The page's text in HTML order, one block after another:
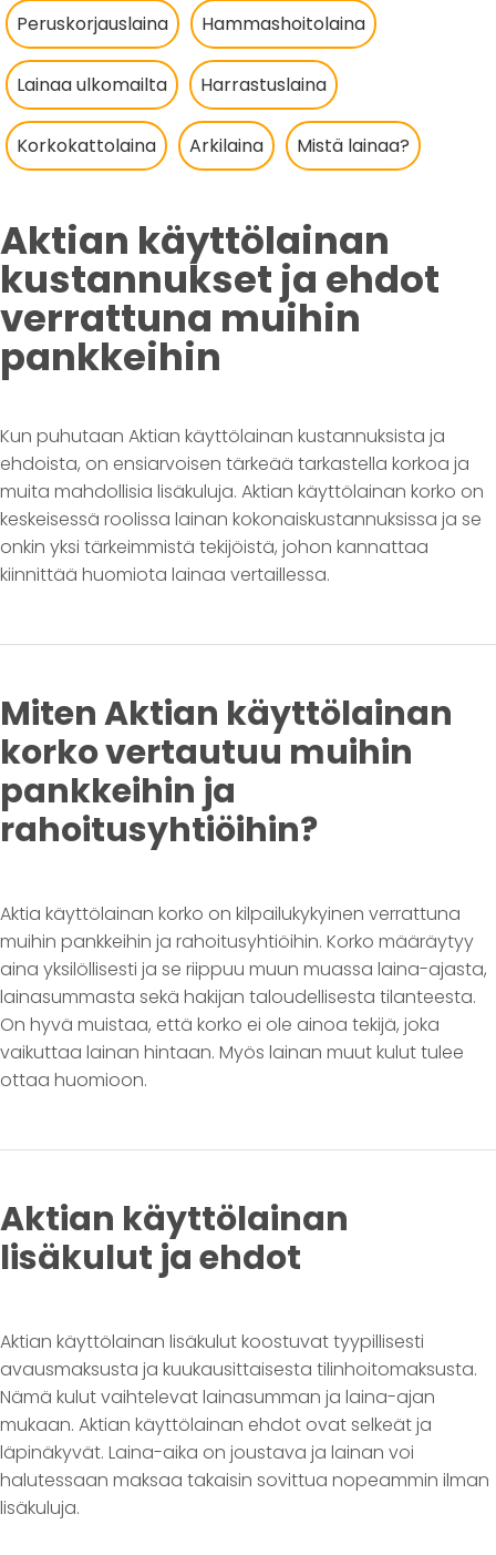
Peruskorjauslaina Hammashoitolaina
Lainaa ulkomailta Harrastuslaina
Korkokattolaina Arkilaina Mistä lainaa?
Aktian käyttölainan
kustannukset ja ehdot
verrattuna muihin
pankkeihin
Kun puhutaan Aktian käyttölainan kustannuksista ja
ehdoista, on ensiarvoisen tärkeää tarkastella korkoa ja
muita mahdollisia lisäkuluja. Aktian käyttölainan korko on
keskeisessä roolissa lainan kokonaiskustannuksissa ja se
onkin yksi tärkeimmistä tekijöistä, johon kannattaa
kiinnittää huomiota lainaa vertaillessa.
Miten Aktian käyttölainan
korko vertautuu muihin
pankkeihin ja
rahoitusyhtiöihin?
Aktia käyttölainan korko on kilpailukykyinen verrattuna
muihin pankkeihin ja rahoitusyhtiöihin. Korko määräytyy
aina yksilöllisesti ja se riippuu muun muassa laina-ajasta,
lainasummasta sekä hakijan taloudellisesta tilanteesta.
On hyvä muistaa, että korko ei ole ainoa tekijä, joka
vaikuttaa lainan hintaan. Myös lainan muut kulut tulee
ottaa huomioon.
Aktian käyttölainan
lisäkulut ja ehdot
Aktian käyttölainan lisäkulut koostuvat tyypillisesti
avausmaksusta ja kuukausittaisesta tilinhoitomaksusta.
Nämä kulut vaihtelevat lainasumman ja laina-ajan
mukaan. Aktian käyttölainan ehdot ovat selkeät ja
läpinäkyvät. Laina-aika on joustava ja lainan voi
halutessaan maksaa takaisin sovittua nopeammin ilman
lisäkuluja.